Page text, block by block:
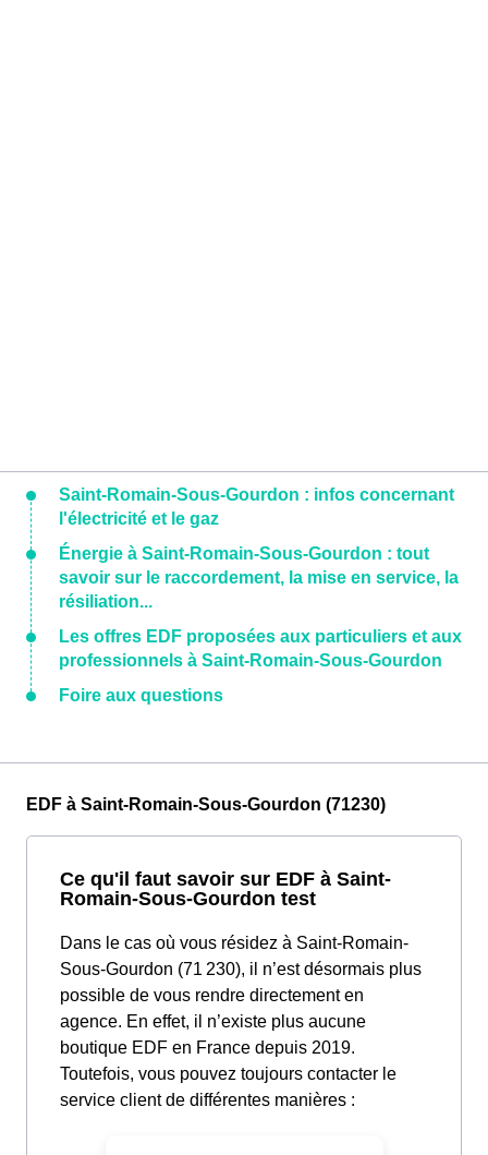
Saint-Romain-Sous-Gourdon : infos concernant
l'électricité et le gaz
Énergie à Saint-Romain-Sous-Gourdon : tout
savoir sur le raccordement, la mise en service, la
résiliation...
Les offres EDF proposées aux particuliers et aux
professionnels à Saint-Romain-Sous-Gourdon
Foire aux questions
EDF à Saint-Romain-Sous-Gourdon (71230)
Ce qu'il faut savoir sur EDF à Saint-
Romain-Sous-Gourdon test
Dans le cas où vous résidez à Saint-Romain-
Sous-Gourdon (71 230), il n’est désormais plus
possible de vous rendre directement en
agence. En effet, il n’existe plus aucune
boutique EDF en France depuis 2019.
Toutefois, vous pouvez toujours contacter le
service client de différentes manières :